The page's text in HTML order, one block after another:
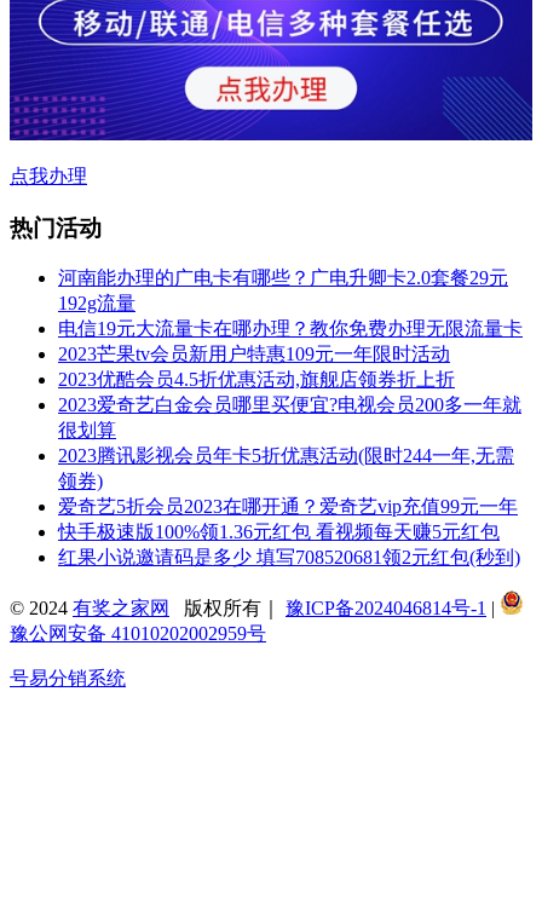
点我办理
热门活动
河南能办理的广电卡有哪些？广电升卿卡2.0套餐29元
192g流量
电信19元大流量卡在哪办理？教你免费办理无限流量卡
2023芒果tv会员新用户特惠109元一年限时活动
2023优酷会员4.5折优惠活动,旗舰店领券折上折
2023爱奇艺白金会员哪里买便宜?电视会员200多一年就
很划算
2023腾讯影视会员年卡5折优惠活动(限时244一年,无需
领券)
爱奇艺5折会员2023在哪开通？爱奇艺vip充值99元一年
快手极速版100%领1.36元红包 看视频每天赚5元红包
红果小说邀请码是多少 填写708520681领2元红包(秒到)
© 2024 有奖之家网 版权所有｜ 豫ICP备2024046814号-1 |
豫公网安备 41010202002959号
号易分销系统